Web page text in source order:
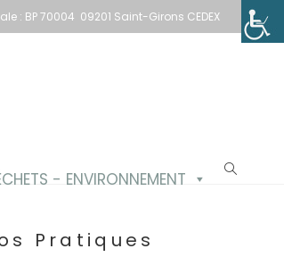
: BP 70004 09201 Saint-Girons CEDEX
- ENVIRONNEMENT
Toggle website search
Pratiques